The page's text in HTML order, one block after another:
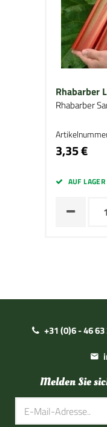
Rhabarber
Rhabarber
3,35 €
AUF LAGER
+31 (0)6 - 46 63
Melden Sie